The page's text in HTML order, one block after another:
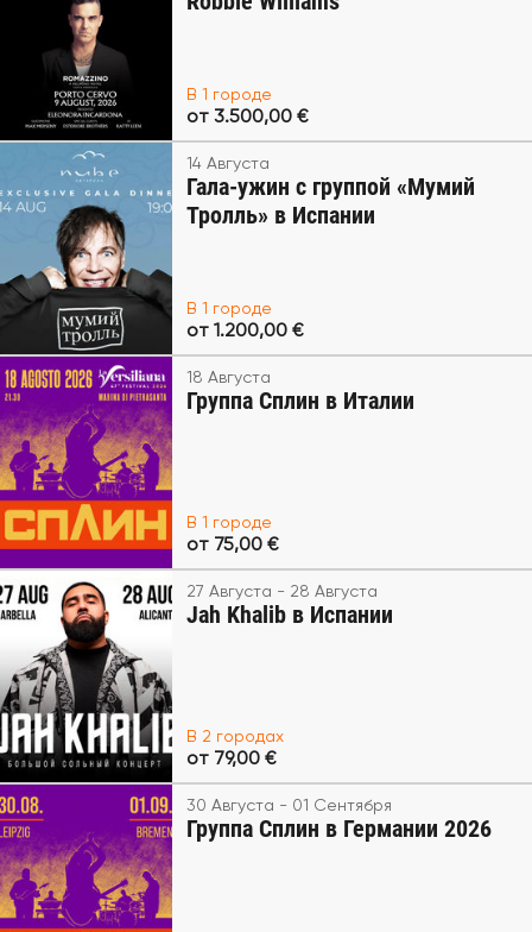
В 1 городе
от 3.500,00 €
14 Августа
Гала-ужин с группой «Мумий
Тролль» в Испании
В 1 городе
от 1.200,00 €
18 Августа
Группа Сплин в Италии
В 1 городе
от 75,00 €
27 Августа - 28 Августа
Jah Khalib в Испании
В 2 городах
от 79,00 €
30 Августа - 01 Сентября
Группа Сплин в Германии 2026